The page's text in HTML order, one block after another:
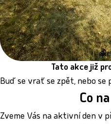
Tato akce již
Buď se vrať se zpět, nebo se
Co
Zveme Vás na aktivní den v